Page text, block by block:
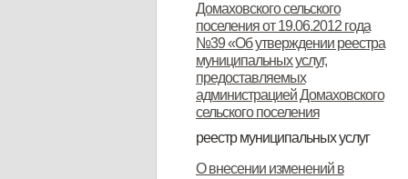
Домаховского сельского
поселения от 19.06.2012 года
№39 «Об утверждении реестра
муниципальных услуг,
предоставляемых
администрацией Домаховского
сельского поселения
реестр муниципальных услуг
Реестр муниципальных услуг,
Об утверждении реестра
Об утверждении Положения о
О внесении изменений в